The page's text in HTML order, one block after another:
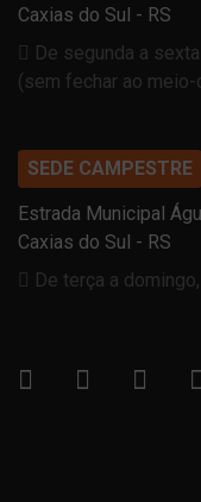
Caxias do Sul - RS
De segunda a
(sem fechar ao meio-
SEDE CAMPESTRE
Estrada Municipal
Caxias do Sul - RS
De terça a